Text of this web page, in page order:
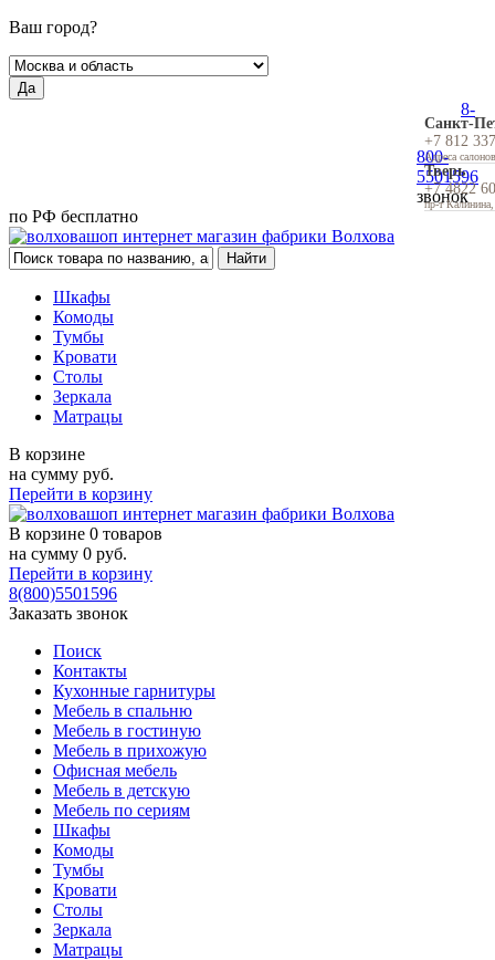
Ваш город?
Да
Санкт-
+7 812
Адреса
Тверь
+7 4822
пр-т
8-
800-
5501596
звонок
по РФ бесплатно
Шкафы
Комоды
Тумбы
Кровати
Столы
Зеркала
Матрацы
В корзине
на сумму руб.
Перейти в корзину
В корзине 0 товаров
на сумму 0 руб.
Перейти в корзину
8(800)5501596
Заказать звонок
Поиск
Контакты
Кухонные гарнитуры
Мебель в спальню
Мебель в гостиную
Мебель в прихожую
Офисная мебель
Мебель в детскую
Мебель по сериям
Шкафы
Комоды
Тумбы
Кровати
Столы
Зеркала
Матрацы